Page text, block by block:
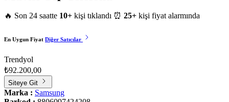
🔥 Son 24 saatte 10+ kişi tıklandı ⏰ 25+ kişi fiyat alarmında
En Uygun Fiyat Diğer Satıcılar
Trendyol
₺92.200,00
Siteye Git
Marka : Samsung